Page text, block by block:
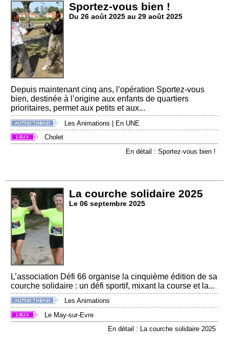
Sportez-vous bien !
Du 26 août 2025 au 29 août 2025
Depuis maintenant cinq ans, l’opération Sportez-vous
bien, destinée à l’origine aux enfants de quartiers
prioritaires, permet aux petits et aux...
Les Animations | En UNE
Cholet
En détail : Sportez-vous bien !
La courche solidaire 2025
Le 06 septembre 2025
L’association Défi 66 organise la cinquième édition de sa
courche solidaire : un défi sportif, mixant la course et la...
Les Animations
Le May-sur-Evre
En détail : La courche solidaire 2025